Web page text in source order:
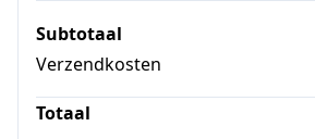
Subtotaal
Verzendkosten
Totaal